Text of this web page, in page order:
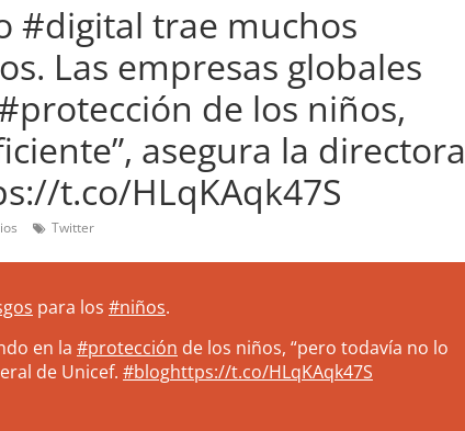
#digital trae muchos
Las empresas globales
de los niños,
asegura la directora
t.co/HLqKAqk47S
Twitter
para los #niños.
en la #protección de los niños, “pero todavía no lo
de Unicef. #bloghttps://t.co/HLqKAqk47S